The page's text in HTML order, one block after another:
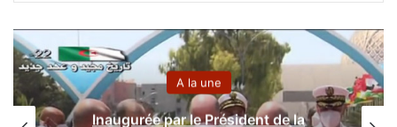
A la une
Inaugurée par le Président de la